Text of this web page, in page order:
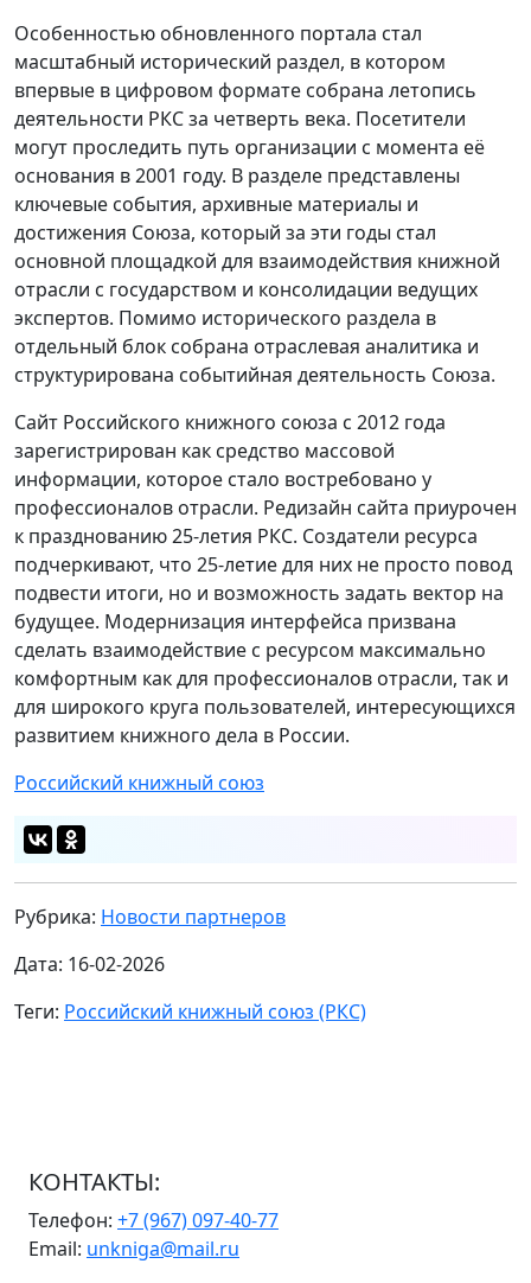
Особенностью обновленного портала стал
масштабный исторический раздел, в котором
впервые в цифровом формате собрана летопись
деятельности РКС за четверть века. Посетители
могут проследить путь организации с момента её
основания в 2001 году. В разделе представлены
ключевые события, архивные материалы и
достижения Союза, который за эти годы стал
основной площадкой для взаимодействия книжной
отрасли с государством и консолидации ведущих
экспертов. Помимо исторического раздела в
отдельный блок собрана отраслевая аналитика и
структурирована событийная деятельность Союза.
Сайт Российского книжного союза с 2012 года
зарегистрирован как средство массовой
информации, которое стало востребовано у
профессионалов отрасли. Редизайн сайта приурочен
к празднованию 25-летия РКС. Создатели ресурса
подчеркивают, что 25-летие для них не просто повод
подвести итоги, но и возможность задать вектор на
будущее. Модернизация интерфейса призвана
сделать взаимодействие с ресурсом максимально
комфортным как для профессионалов отрасли, так и
для широкого круга пользователей, интересующихся
развитием книжного дела в России.
Российский книжный союз
Рубрика: Новости партнеров
Дата: 16-02-2026
Теги: Российский книжный союз (РКС)
КОНТАКТЫ:
Телефон: +7 (967) 097-40-77
Email: unkniga@mail.ru